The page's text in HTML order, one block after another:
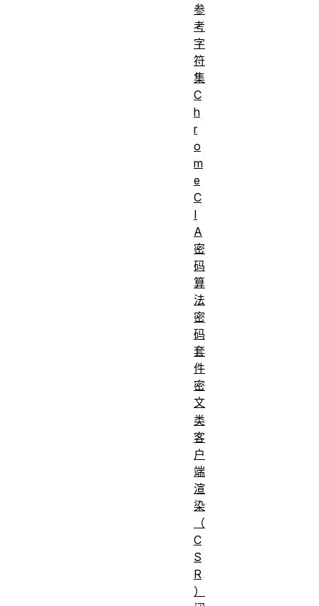
参
考
字
符
集
C
h
r
o
m
e
C
I
A
密
码
算
法
密
码
套
件
密
文
类
客
户
端
渲
染
（
C
S
R
）